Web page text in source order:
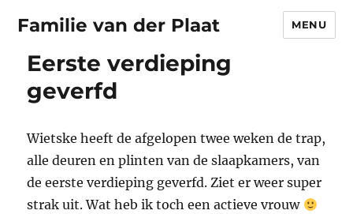
Familie van der Plaat MENU
Eerste verdieping
geverfd
Wietske heeft de afgelopen twee weken de trap,
alle deuren en plinten van de slaapkamers, van
de eerste verdieping geverfd. Ziet er weer super
strak uit. Wat heb ik toch een actieve vrouw